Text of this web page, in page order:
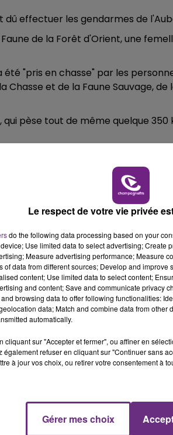
effectuer les gendarmes de
de la Forêt d'Orient, une
"pris en chasse" par les
Chasse et de la Faune Sauvage,
pèse tout de même quelque 350
LE MAGASIN JOUÉCLUB
C'était l'une des institutions
rémois. Le magasin
Le respect de votre vie privée
do the following data processing based on your
Use limited data to select advertising; Create
Measure advertising performance; Measure
of data from different sources; Develop and
content; Use limited data to select content;
and content; Save and communicate privacy
browsing data to offer following functionalities:
data; Match and combine data from other
automatically.
cliquant sur "Accepter et fermer", ou affiner en
également refuser en cliquant sur "Continuer sans
à jour vos choix, ou retirer votre consentement à
Gérer mes choix